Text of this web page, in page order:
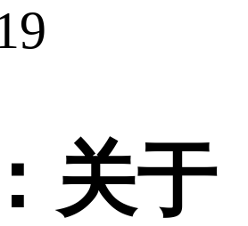
关于